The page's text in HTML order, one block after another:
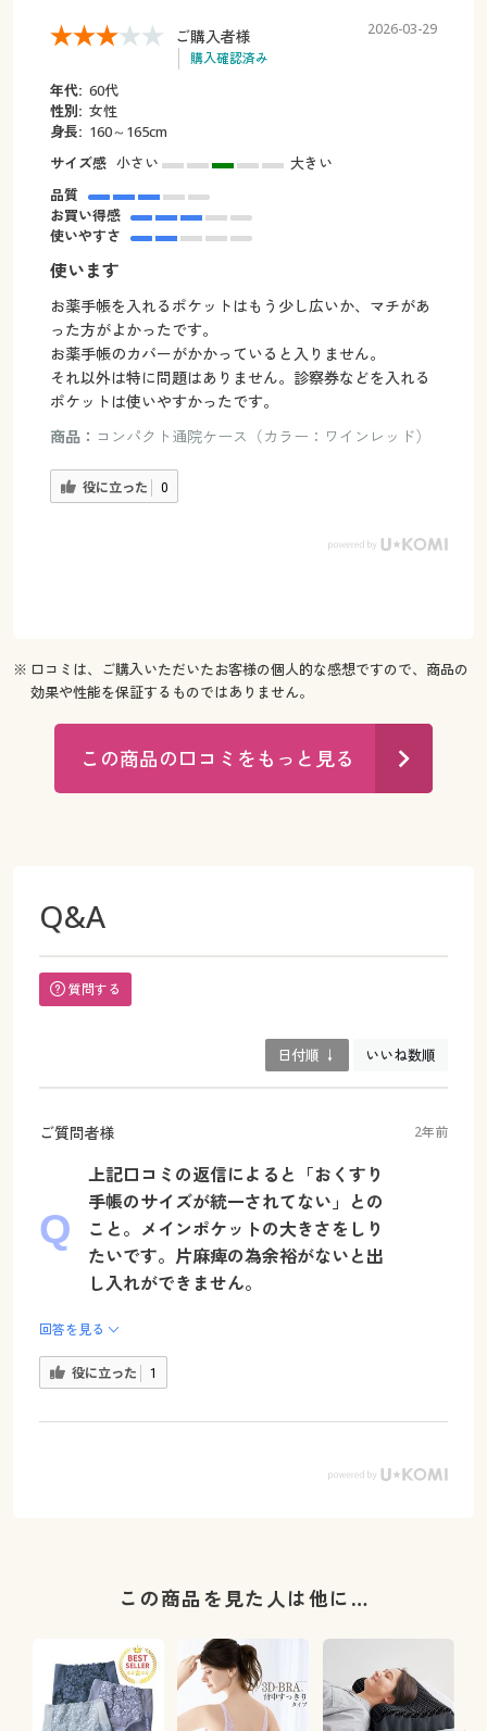
ご購入者様
購入確認済み
2026-03-29
年代: 60代
性別: 女性
身長: 160～165cm
サイズ感 小さい
大きい
品質
お買い得感
使いやすさ
使います
お薬手帳を入れるポケットはもう少し広いか、マチがあ
った方がよかったです。
お薬手帳のカバーがかかっていると入りません。
それ以外は特に問題はありません。診察券などを入れる
ポケットは使いやすかったです。
商品： コンパクト通院ケース（カラー：ワインレッド）
役に立った 0
※ 口コミは、ご購入いただいたお客様の個人的な感想ですので、商品の
効果や性能を保証するものではありません。
この商品の口コミをもっと見る
Q&A
質問する
日付順 ↓ いいね数順
ご質問者様 2年前
上記口コミの返信によると「おくすり
手帳のサイズが統一されてない」との
こと。メインポケットの大きさをしり
たいです。片麻痺の為余裕がないと出
し入れができません。
回答を見る
役に立った 1
この商品を見た人は他に…